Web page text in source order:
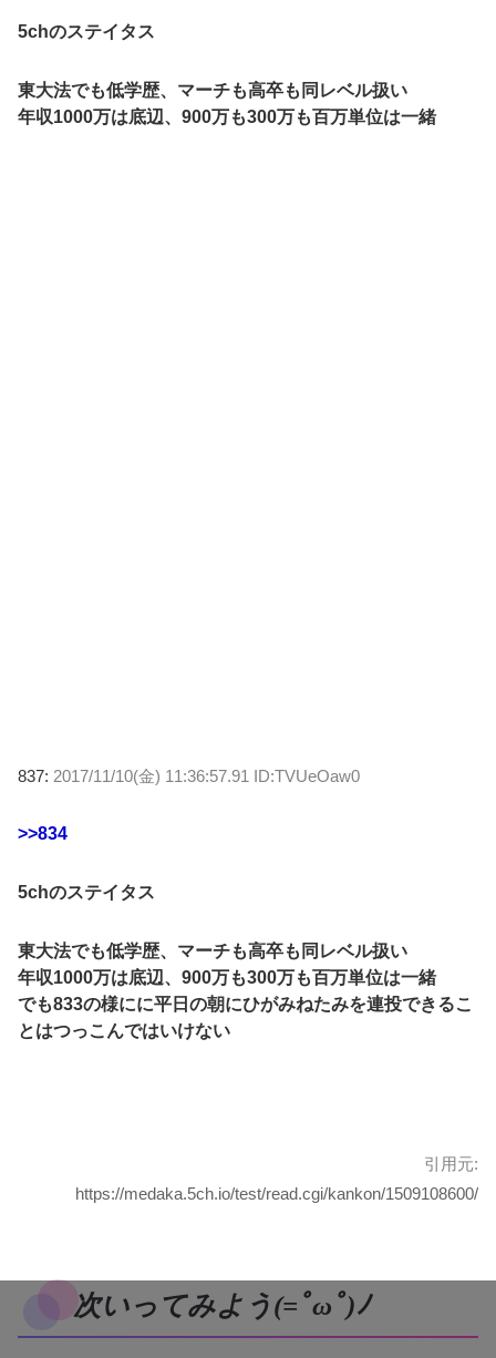
5chのステイタス
東大法でも低学歴、マーチも高卒も同レベル扱い
年収1000万は底辺、900万も300万も百万単位は一緒
837: 2017/11/10(金) 11:36:57.91 ID:TVUeOaw0
>>834
5chのステイタス
東大法でも低学歴、マーチも高卒も同レベル扱い
年収1000万は底辺、900万も300万も百万単位は一緒
でも833の様にに平日の朝にひがみねたみを連投できるこ
とはつっこんではいけない
引用元:
https://medaka.5ch.io/test/read.cgi/kankon/1509108600/
次いってみよう(=ﾟωﾟ)ﾉ